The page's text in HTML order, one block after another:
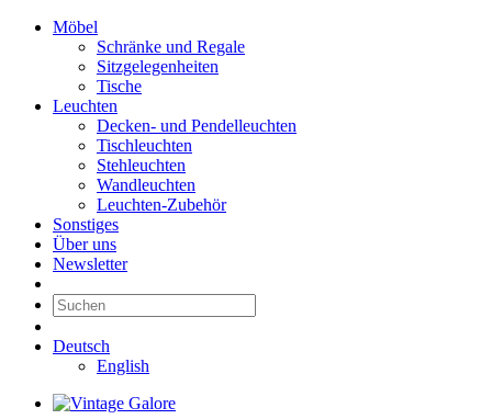
Möbel
Schränke und Regale
Sitzgelegenheiten
Tische
Leuchten
Decken- und Pendelleuchten
Tischleuchten
Stehleuchten
Wandleuchten
Leuchten-Zubehör
Sonstiges
Über uns
Newsletter
Deutsch
English